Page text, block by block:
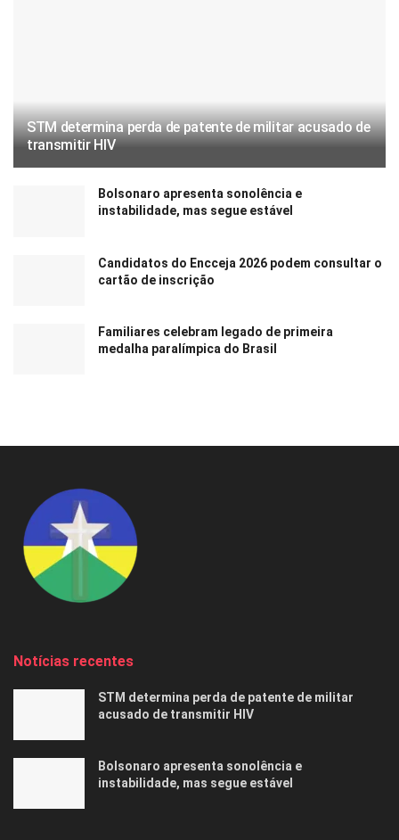
STM determina perda de patente de militar acusado de
transmitir HIV
Bolsonaro apresenta sonolência e
instabilidade, mas segue estável
Candidatos do Encceja 2026 podem consultar o
cartão de inscrição
Familiares celebram legado de primeira
medalha paralímpica do Brasil
Notícias recentes
STM determina perda de patente de militar
acusado de transmitir HIV
Bolsonaro apresenta sonolência e
instabilidade, mas segue estável